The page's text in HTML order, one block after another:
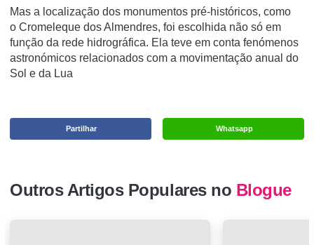
Mas a localização dos monumentos pré-históricos, como
o Cromeleque dos Almendres, foi escolhida não só em
função da rede hidrográfica. Ela teve em conta fenómenos
astronómicos relacionados com a movimentação anual do
Sol e da Lua
Whatsapp
Partilhar
Outros Artigos Populares no Blogue